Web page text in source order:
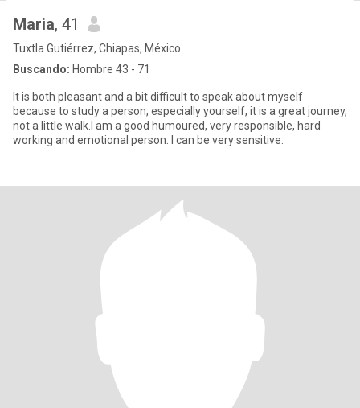
Maria, 41
Tuxtla Gutiérrez, Chiapas, México
Buscando: Hombre 43 - 71
It is both pleasant and a bit difficult to speak about myself
because to study a person, especially yourself, it is a great journey,
not a little walk.I am a good humoured, very responsible, hard
working and emotional person. I can be very sensitive.